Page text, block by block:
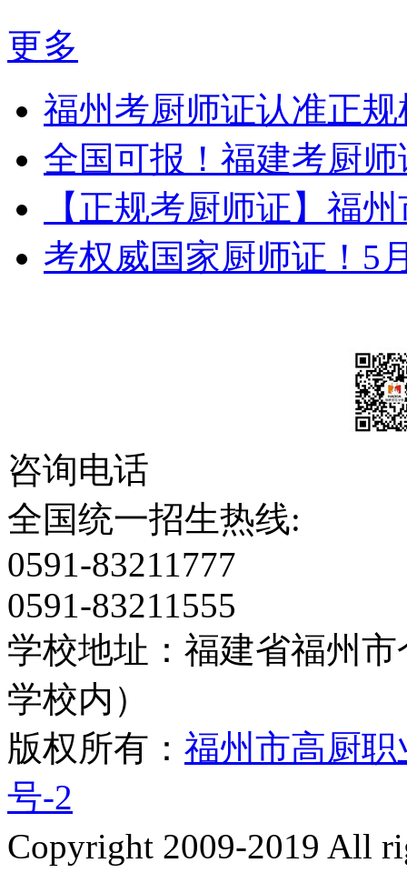
更多
福州考厨师证认准正
全国可报！福建考厨
【正规考厨师证】福
考权威国家厨师证！5
咨询电话
全国统一招生热线:
0591-83211777
0591-83211555
学校地址：福建省福州
学校内）
版权所有： 福州市高厨
号-2
Copyright 2009-2019 All